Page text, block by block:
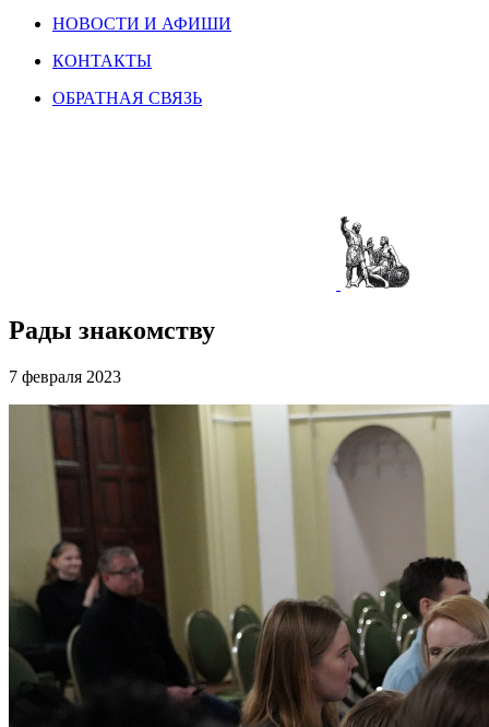
НОВОСТИ И АФИШИ
КОНТАКТЫ
ОБРАТНАЯ СВЯЗЬ
Рады знакомству
7 февраля 2023